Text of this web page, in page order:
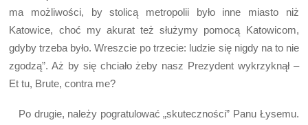
ma możliwości, by stolicą metropolii było inne miasto niż
Katowice, choć my akurat też służymy pomocą Katowicom,
gdyby trzeba było. Wreszcie po trzecie: ludzie się nigdy na to nie
zgodzą”. Aż by się chciało żeby nasz Prezydent wykrzyknął –
Et tu, Brute, contra me?
Po drugie, należy pogratulować „skuteczności” Panu Łysemu.